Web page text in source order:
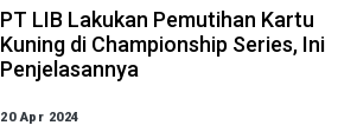
PT LIB Lakukan Pemutihan Kartu
Kuning di Championship Series, Ini
Penjelasannya
20 Apr 2024